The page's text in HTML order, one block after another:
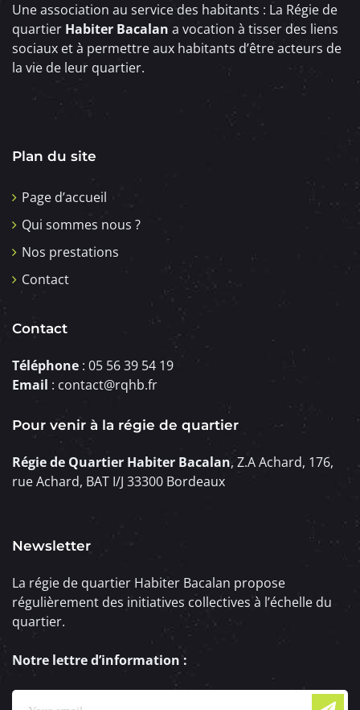
Une association au service des habitants : La Régie de
quartier Habiter Bacalan a vocation à tisser des liens
sociaux et à permettre aux habitants d’être acteurs de
la vie de leur quartier.
Plan du site
Page d’accueil
Qui sommes nous ?
Nos prestations
Contact
Contact
Téléphone : 05 56 39 54 19
Email : contact@rqhb.fr
Pour venir à la régie de quartier
Régie de Quartier Habiter Bacalan, Z.A Achard, 176,
rue Achard, BAT I/J 33300 Bordeaux
Newsletter
La régie de quartier Habiter Bacalan propose
régulièrement des initiatives collectives à l’échelle du
quartier.
Notre lettre d’information :